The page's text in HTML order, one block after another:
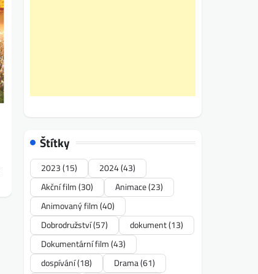
Štítky
2023(15) 2024(43)
Akční film(30) Animace(23)
Animovaný film(40)
Dobrodružství(57) dokument(13)
Dokumentární film(43)
dospívání(18) Drama(61)